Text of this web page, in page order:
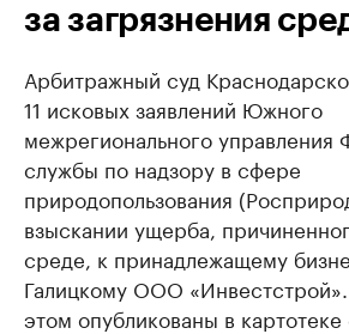
за загрязнения
Арбитражный суд
11 исковых заявлений Южного
межрегионального управления
службы по надзору в сфере
природопользования
взыскании ущерба,
среде, к принадлежащему
Галицкому ООО
этом опубликованы в картотеке